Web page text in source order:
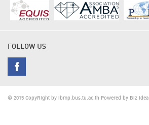
FOLLOW US
© 2015 CopyRight by ibmp.bus.tu.ac.th Powered by Biz idea